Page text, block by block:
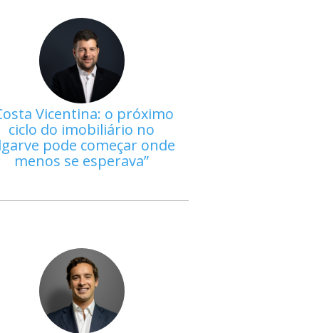
Vicentina: o próximo
ciclo do imobiliário no
pode começar onde
menos se esperava